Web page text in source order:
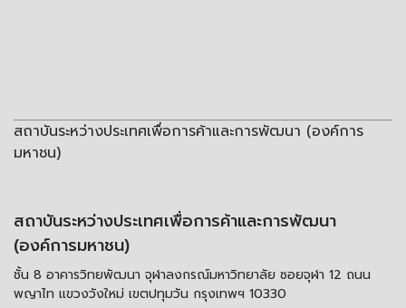
สถาบันระหว่างประเทศเพื่อการค้าและการพัฒนา (องค์การ
มหาชน)
สถาบันระหว่างประเทศเพื่อการค้าและการพัฒนา
(องค์การมหาชน)
ชั้น 8 อาคารวิทยพัฒนา จุฬาลงกรณ์มหาวิทยาลัย ซอยจุฬา 12 ถนน
พญาไท แขวงวังใหม่ เขตปทุมวัน กรุงเทพฯ 10330